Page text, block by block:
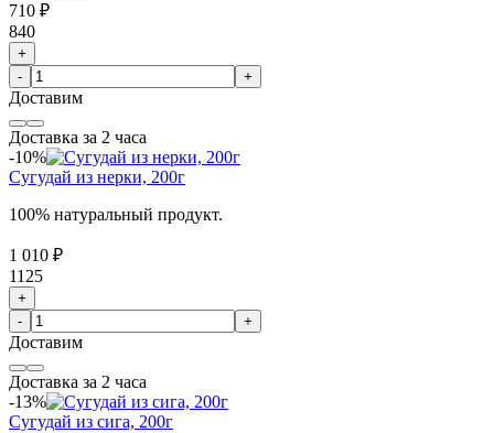
710 ₽
840
+
-
+
Доставим
Доставка за 2 часа
-10%
Сугудай из нерки, 200г
100% натуральный продукт.
1 010 ₽
1125
+
-
+
Доставим
Доставка за 2 часа
-13%
Сугудай из сига, 200г